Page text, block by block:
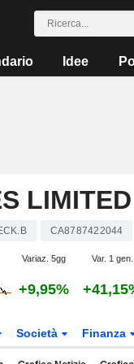
Idee
LIMITED
CA8787422044
Variaz. 5gg Var. 1 gen.
+9,95%
Società Finanza